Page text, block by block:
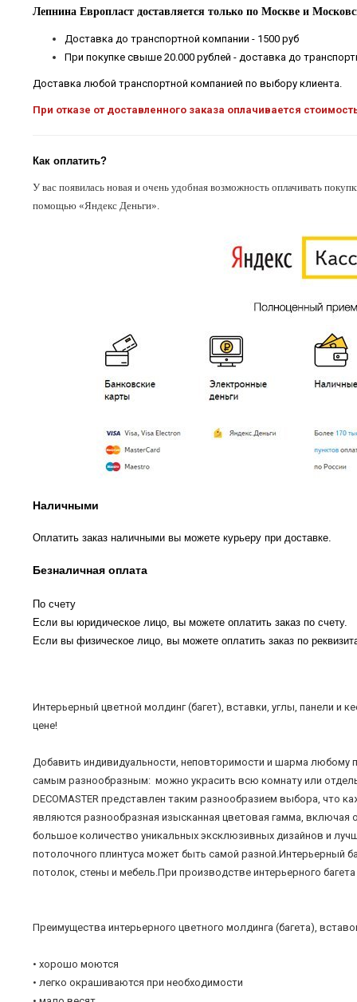
Лепнина Европласт доставляется только по Москве и
Доставка до транспортной компании - 1500 руб
При покупке свыше 20.000 рублей - доставка до
Доставка любой транспортной компанией по выбору клиента.
При отказе от доставленного заказа оплачивается
Как оплатить?
У вас появилась новая и очень удобная возможность оплачивать
помощью «Яндекс Деньги».
Наличными
Оплатить заказ наличными вы можете курьеру при доставке.
Безналичная оплата
По счету
Если вы юридическое лицо, вы можете оплатить заказ по счету.
Если вы физическое лицо, вы можете оплатить заказ по
Интерьерный цветной молдинг (багет), вставки, углы, панели и
цене!
Добавить индивидуальности, неповторимости и шарма любому
самым разнообразным: можно украсить всю комнату или
DECOMASTER представлен таким разнообразием выбора,
являются разнообразная изысканная цветовая гамма, включая
большое количество уникальных эксклюзивных дизайнов и
потолочного плинтуса может быть самой разной.Интерьерный
потолок, стены и мебель.При производстве интерьерного
Преимущества интерьерного цветного молдинга (багета),
• хорошо моются
• легко окрашиваются при необходимости